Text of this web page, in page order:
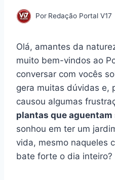
Por Redação Portal V17
Olá, amantes da
muito bem-vindos ao
conversar com vocês
gera muitas dúvidas e,
causou algumas
plantas que aguentam
sonhou em ter um
vida, mesmo naqueles
bate forte o dia inteiro?